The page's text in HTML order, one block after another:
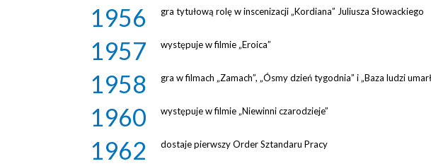
1956 gra tytułową rolę w inscenizacji „Kordiana” Juliusza Słowackiego
1957 występuje w filmie „Eroica”
1958 gra w filmach „Zamach”, „Ósmy dzień tygodnia” i „Baza ludzi
1960 występuje w filmie „Niewinni czarodzieje”
1962 dostaje pierwszy Order Sztandaru Pracy